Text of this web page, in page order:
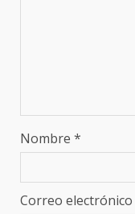
Nombre *
Correo electrónico